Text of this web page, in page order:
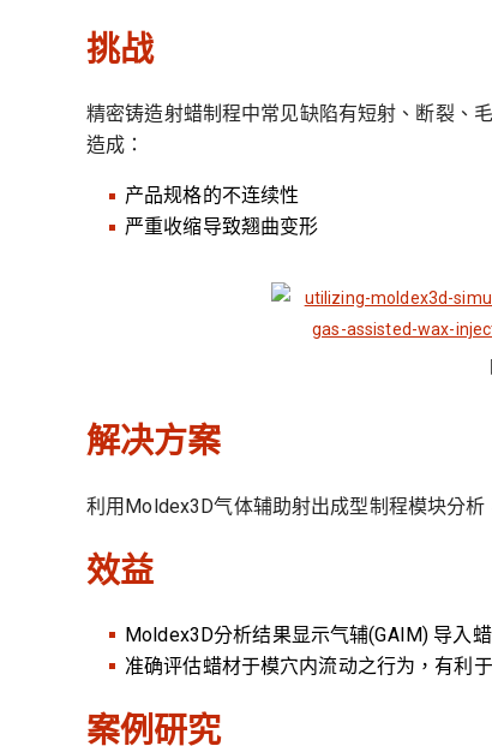
挑战
精密铸造射蜡制程中常见缺陷有短射、断裂、
造成：
产品规格的不连续性
严重收缩导致翘曲变形
解决方案
利用Moldex3D气体辅助射出成型制程模块分
效益
Moldex3D分析结果显示气辅(GAIM) 导入
准确评估蜡材于模穴内流动之行为，有利
案例研究